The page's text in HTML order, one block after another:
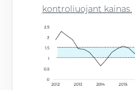
kontroliuojant kainas.